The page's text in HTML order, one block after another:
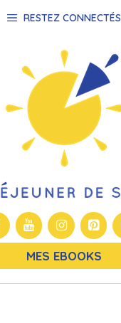
RESTEZ CONNECTÉS
MES EBOOKS